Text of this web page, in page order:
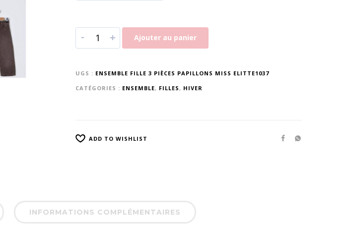
- + Ajouter au panier
UGS : ENSEMBLE FILLE 3 PIÈCES PAPILLONS MISS ELITTE1037
CATÉGORIES : ENSEMBLE, FILLES , HIVER
ADD TO WISHLIST
INFORMATIONS COMPLÉMENTAIRES